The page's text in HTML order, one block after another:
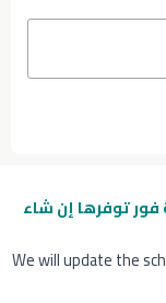
فور توفرها إن شاء
We will update the